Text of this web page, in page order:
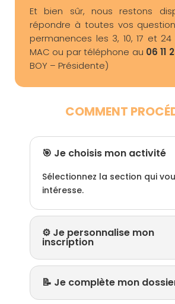
Et bien sûr, nous restons
répondre à toutes vos
permanences les 3, 10, 17 et
MAC ou par téléphone au 06 11
BOY – Présidente)
COMMENT
🎯 Je choisis mon activité
Sélectionnez la section qui
intéresse.
⚙️ Je personnalise mon
inscription
📝 Je complète mon